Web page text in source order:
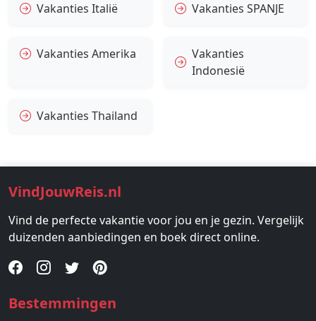
Vakanties Italië Vakanties SPANJE
Vakanties Amerika
Vakanties
Indonesië
Vakanties Thailand
VindJouwReis.nl
Vind de perfecte vakantie voor jou en je gezin. Vergelijk
duizenden aanbiedingen en boek direct online.
Bestemmingen